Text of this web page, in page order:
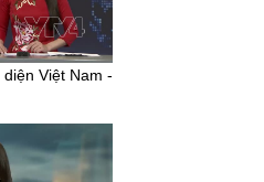
Việt Nam -